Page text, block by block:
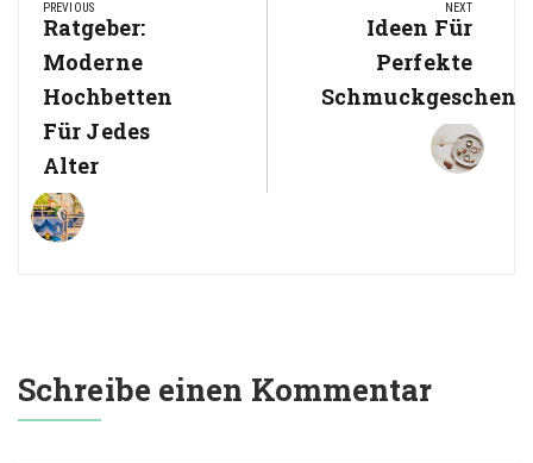
PREVIOUS
Previous
Post:
Ratgeber:
Moderne
Hochbetten
Für Jedes
Alter
NEXT
Next
Post:
Ideen Für
Perfekte
Schreibe einen Kommentar